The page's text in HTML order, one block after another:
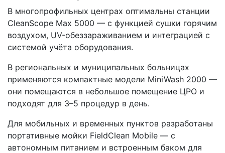
В многопрофильных центрах оптимальны станции
CleanScope Max 5000 — с функцией сушки горячим
воздухом, UV-обеззараживанием и интеграцией с
системой учёта оборудования.
В региональных и муниципальных больницах
применяются компактные модели MiniWash 2000 —
они помещаются в небольшое помещение ЦРО и
подходят для 3–5 процедур в день.
Для мобильных и временных пунктов разработаны
портативные мойки FieldClean Mobile — с
автономным питанием и встроенным баком для